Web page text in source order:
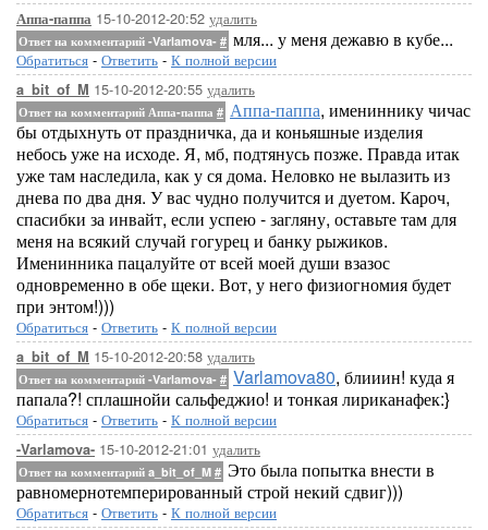
Аппа-паппа 15-10-2012-20:52 удалить
Ответ на комментарий -Varlamova- # мля... у меня дежавю в кубе...
Обратиться - Ответить - К полной версии
a_bit_of_M 15-10-2012-20:55 удалить
Ответ на комментарий Аппа-паппа # Аппа-паппа, имениннику чичас
бы отдыхнуть от праздничка, да и коньяшные изделия
небось уже на исходе. Я, мб, подтянусь позже. Правда итак
уже там наследила, как у ся дома. Неловко не вылазить из
днева по два дня. У вас чудно получится и дуетом. Кароч,
спасибки за инвайт, если успею - загляну, оставьте там для
меня на всякий случай гогурец и банку рыжиков.
Именинника пацалуйте от всей моей души взазос
одновременно в обе щеки. Вот, у него физиогномия будет
при энтом!)))
Обратиться - Ответить - К полной версии
a_bit_of_M 15-10-2012-20:58 удалить
Ответ на комментарий -Varlamova- # Varlamova80, блииин! куда я
папала?! сплашнойи сальфеджио! и тонкая лириканафек:}
Обратиться - Ответить - К полной версии
-Varlamova- 15-10-2012-21:01 удалить
Ответ на комментарий a_bit_of_M # Это была попытка внести в
равномернотемперированный строй некий сдвиг)))
Обратиться - Ответить - К полной версии